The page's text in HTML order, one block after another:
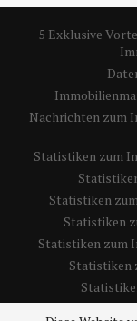
5 Exklusive
Nachrichten zum
Statistiken zum
Statistiken
Statistiken
Statistiken zum
Statistiken